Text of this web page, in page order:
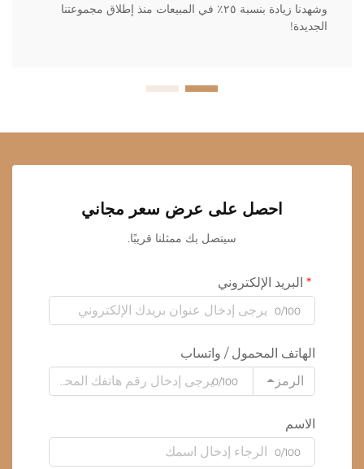
وشهدنا زيادة بنسبة ٢٥٪ في المبيعات منذ إطلاق مجموعتنا
الجديدة!
احصل على عرض سعر مجاني
سيتصل بك ممثلنا قريبًا.
البريد الإلكتروني
0/100
الهاتف المحمول / واتساب
الرمز
0/100
الاسم
0/100